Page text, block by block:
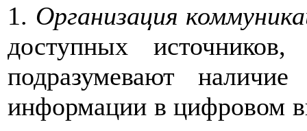
1. Организация
доступных
подразумевают
информации в цифровом